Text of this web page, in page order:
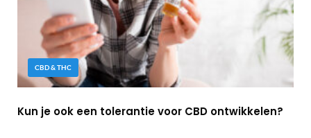
CBD & THC
Kun je ook een tolerantie voor CBD ontwikkelen?